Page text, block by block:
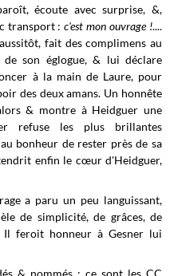
écoute avec surprise, &,
transport :c'est mon ouvrage !....
fait des complimens au
son églogue, & lui déclare
à la main de Laure, pour
des deux amans. Un honnête
& montre à Heidguer une
refuse les plus brillantes
bonheur de rester près de sa
enfin le cœur d'Heidguer,
a paru un peu languissant,
de simplicité, de grâces, de
Il feroit honneur à Gesner lui
& nommés ; ce sont les CC